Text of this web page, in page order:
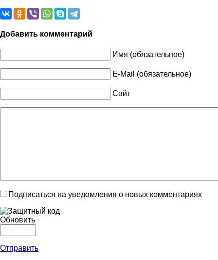
Добавить комментарий
Имя (обязательное)
E-Mail (обязательное)
Сайт
Подписаться на уведомления о новых комментариях
Обновить
Отправить